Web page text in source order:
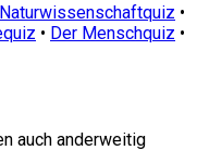
Naturwissenschaftquiz •
• Der Menschquiz •
auch anderweitig